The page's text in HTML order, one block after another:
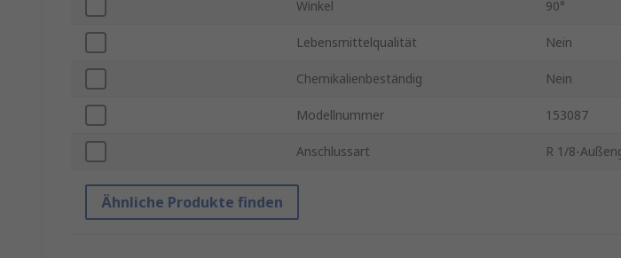
Winkel 90°
Lebensmittelqualität Nein
Chemikalienbeständig Nein
Modellnummer 153087
Anschlussart R 1/8-
Ähnliche Produkte finden